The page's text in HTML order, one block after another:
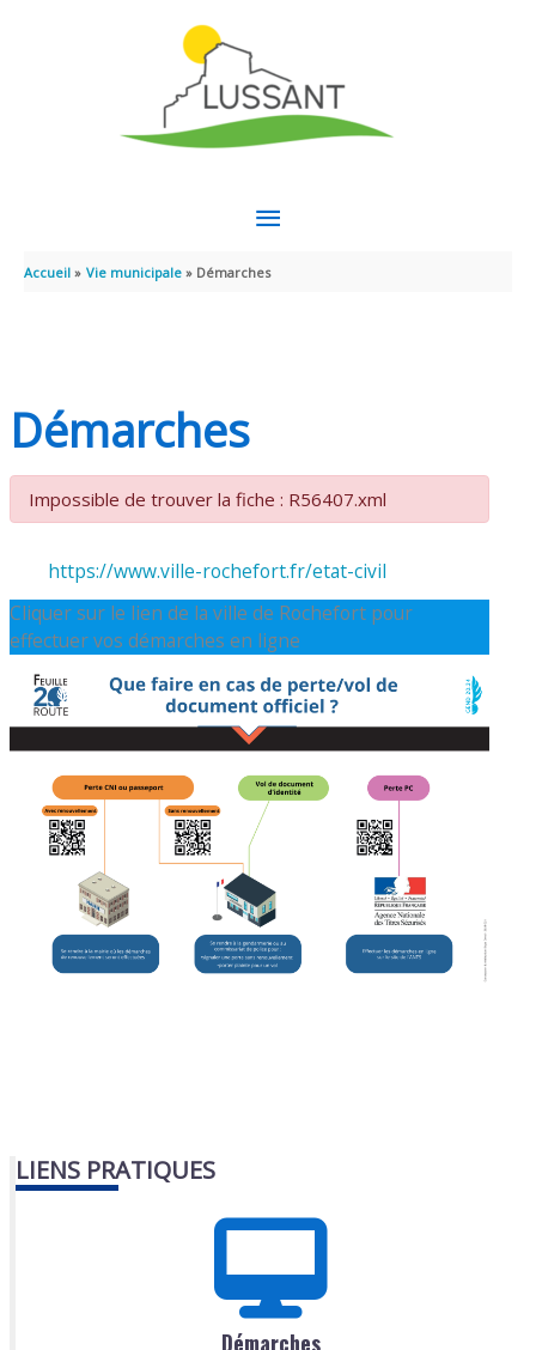
MENU
PRINCIPAL
Accueil Vie municipale Démarches
Démarches
Impossible de trouver la fiche : R56407.xml
https://www.ville-rochefort.fr/etat-civil
Cliquer sur le lien de la ville de Rochefort pour
effectuer vos démarches en ligne
LIENS PRATIQUES
Démarches